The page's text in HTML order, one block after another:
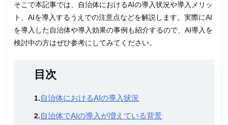
そこで本記事では、自治体におけるAIの導入状況や導入メリッ
ト、AIを導入するうえでの注意点などを解説します。実際にAI
を導入した自治体や導入効果の事例も紹介するので、AI導入を
検討中の方はぜひ参考にしてみてください。
目次
1.自治体におけるAIの導入状況
2.自治体でAIの導入が増えている背景